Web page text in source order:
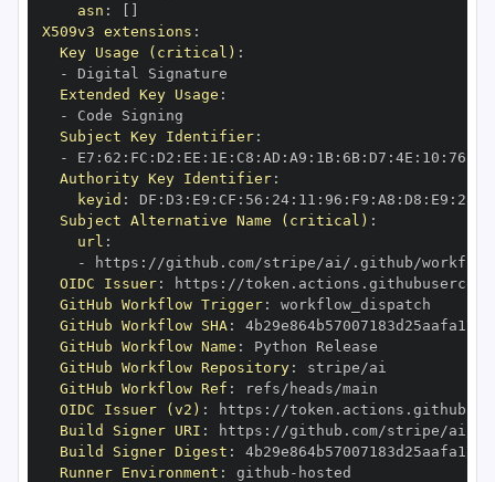
asn :
X509v3 extensions :
Key Usage (critical) :
-
Extended Key Usage :
-
Subject Key Identifier:
-
E7 : 62 : FC : D2 : EE : 1E : C8 : AD : A9 : 1B: 6B: D7 : 4E : 10 : 76
Authority Key Identifier:
keyid : DF : D3 : E9 : CF : 56 : 24: 11 : 96 : F9 : A8 : D8 : E9 : 28
Subject Alternative Name (critical) :
url :
-
https :
OIDC Issuer: https :
GitHub Workflow Trigger:
GitHub Workflow SHA:
GitHub Workflow Name :
GitHub Workflow Repository:
GitHub Workflow Ref :
OIDC Issuer (v2) : https :
Build Signer URI : https :
Build Signer Digest :
Runner Environment : github -